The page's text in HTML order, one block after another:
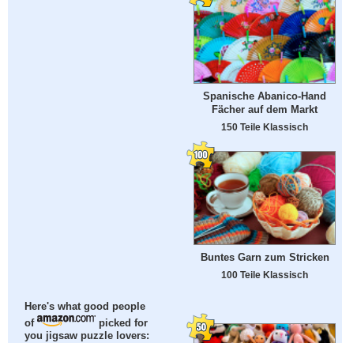
Here's what good people
of
picked for
you jigsaw puzzle lovers:
Spanische Abanico-Hand
Fächer auf dem Markt
150 Teile Klassisch
Buntes Garn zum Stricken
100 Teile Klassisch